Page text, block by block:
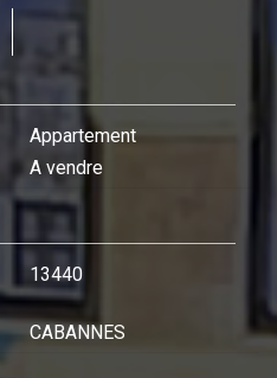
Appartement
A vendre
13440
CABANNES